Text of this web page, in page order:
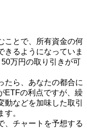
ことで、所有資金の何
きるようになっていま
万円の取り引きが可
たら、あなたの都合に
ETFの利点ですが、繰
動などを加味した取引
。
、チャートを予想する